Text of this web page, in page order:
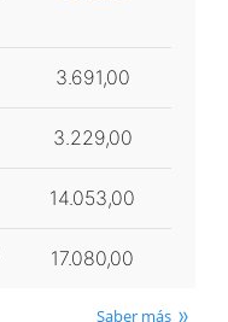
3.691,00
3.229,00
14.053,00
17.080,00
Saber más